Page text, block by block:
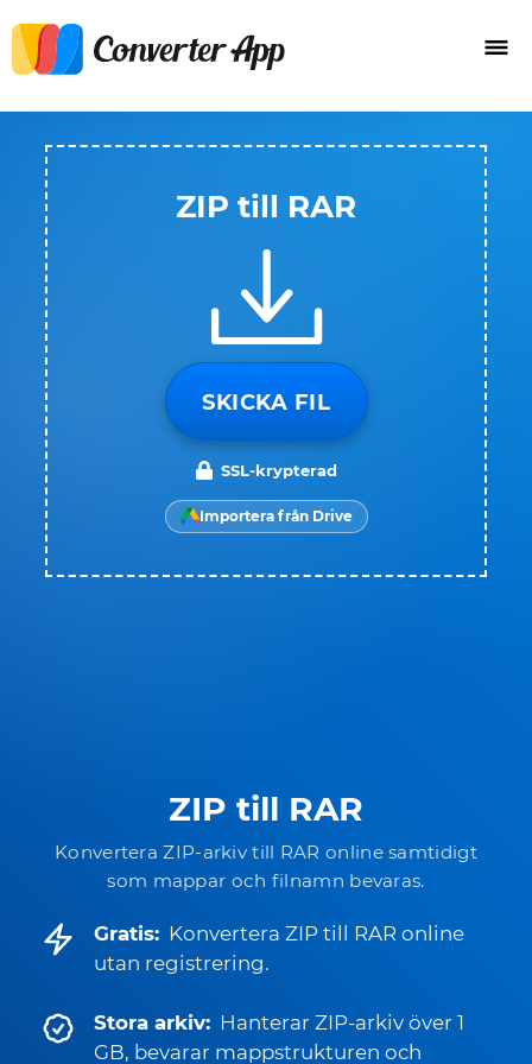
ZIP till RAR
Konvertera ZIP-arkiv till RAR online samtidigt
som mappar och filnamn bevaras.
Gratis: Konvertera ZIP till RAR online
utan registrering.
Stora arkiv: Hanterar ZIP-arkiv över 1
GB, bevarar mappstrukturen och
ZIP till RAR
SKICKA FIL
SSL-krypterad
Importera från Drive